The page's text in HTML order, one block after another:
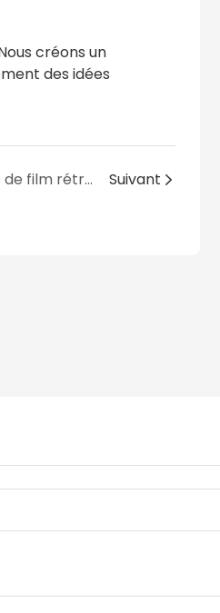
créons un
des idées
Existe-t-il de bonnes marques de film rétractable en PVC ? Suivant